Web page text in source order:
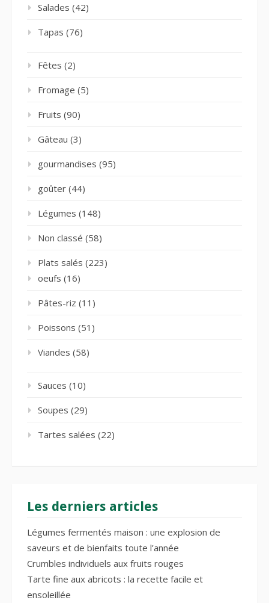
Salades (42)
Tapas (76)
Fêtes (2)
Fromage (5)
Fruits (90)
Gâteau (3)
gourmandises (95)
goûter (44)
Légumes (148)
Non classé (58)
Plats salés (223)
oeufs (16)
Pâtes-riz (11)
Poissons (51)
Viandes (58)
Sauces (10)
Soupes (29)
Tartes salées (22)
Les derniers articles
Légumes fermentés maison : une explosion de
saveurs et de bienfaits toute l’année
Crumbles individuels aux fruits rouges
Tarte fine aux abricots : la recette facile et
ensoleillée